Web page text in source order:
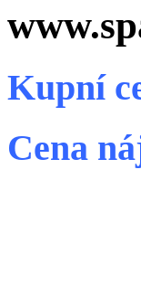
Kupní
Cena